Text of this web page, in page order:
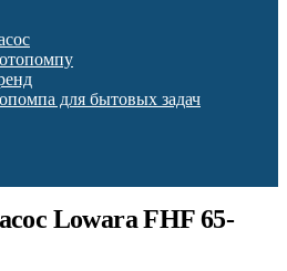
для бытовых задач
Lowara FHF 65-